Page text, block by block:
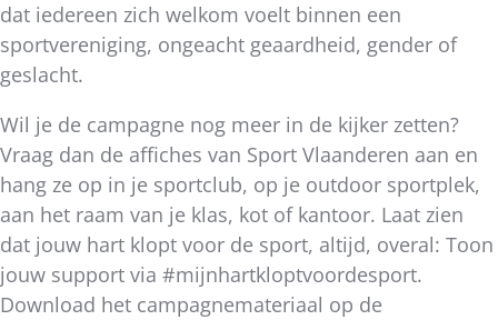
dat iedereen zich welkom voelt binnen een
sportvereniging, ongeacht geaardheid, gender of
geslacht.
Wil je de campagne nog meer in de kijker zetten?
Vraag dan de affiches van Sport Vlaanderen aan en
hang ze op in je sportclub, op je outdoor sportplek,
aan het raam van je klas, kot of kantoor. Laat zien
dat jouw hart klopt voor de sport, altijd, overal: Toon
jouw support via #mijnhartkloptvoordesport.
Download het campagnemateriaal op de